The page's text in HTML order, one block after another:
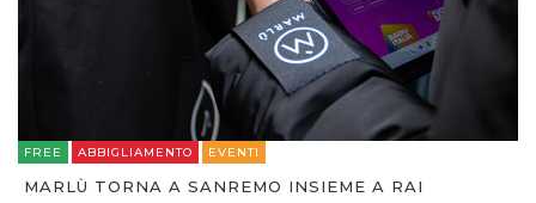
FREE ABBIGLIAMENTO EVENTI
MARLÙ TORNA A SANREMO INSIEME A RAI